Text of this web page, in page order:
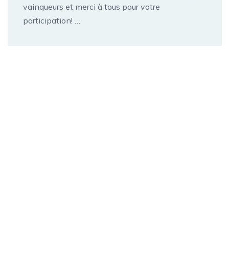
vainqueurs et merci à tous pour votre
participation! …